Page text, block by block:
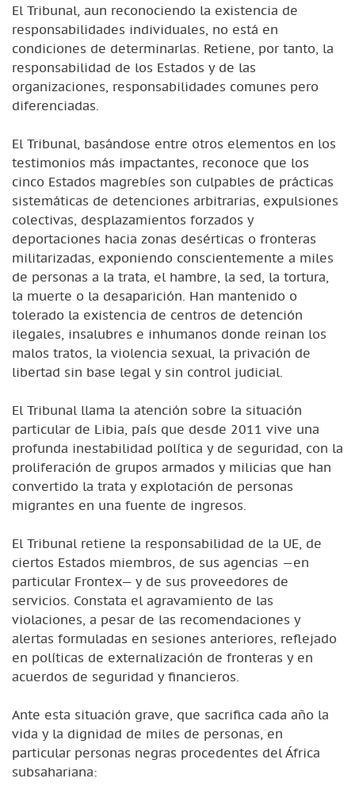
El Tribunal, aun reconociendo la existencia de
responsabilidades individuales, no está en
condiciones de determinarlas. Retiene, por tanto, la
responsabilidad de los Estados y de las
organizaciones, responsabilidades comunes pero
diferenciadas.
El Tribunal, basándose entre otros elementos en los
testimonios más impactantes, reconoce que los
cinco Estados magrebíes son culpables de prácticas
sistemáticas de detenciones arbitrarias, expulsiones
colectivas, desplazamientos forzados y
deportaciones hacia zonas desérticas o fronteras
militarizadas, exponiendo conscientemente a miles
de personas a la trata, el hambre, la sed, la tortura,
la muerte o la desaparición. Han mantenido o
tolerado la existencia de centros de detención
ilegales, insalubres e inhumanos donde reinan los
malos tratos, la violencia sexual, la privación de
libertad sin base legal y sin control judicial.
El Tribunal llama la atención sobre la situación
particular de Libia, país que desde 2011 vive una
profunda inestabilidad política y de seguridad, con la
proliferación de grupos armados y milicias que han
convertido la trata y explotación de personas
migrantes en una fuente de ingresos.
El Tribunal retiene la responsabilidad de la UE, de
ciertos Estados miembros, de sus agencias —en
particular Frontex— y de sus proveedores de
servicios. Constata el agravamiento de las
violaciones, a pesar de las recomendaciones y
alertas formuladas en sesiones anteriores, reflejado
en políticas de externalización de fronteras y en
acuerdos de seguridad y financieros.
Ante esta situación grave, que sacrifica cada año la
vida y la dignidad de miles de personas, en
particular personas negras procedentes del África
subsahariana: